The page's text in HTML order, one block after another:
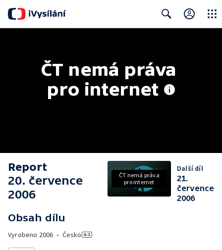
ČT nemá práva
pro internet
Report
20. července
2006
Obsah dílu
Vyrobeno 2006 • Česko
ČT nemá práva
pro internet
Další díl
21.
července
2006